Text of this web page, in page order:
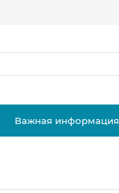
Важная информация